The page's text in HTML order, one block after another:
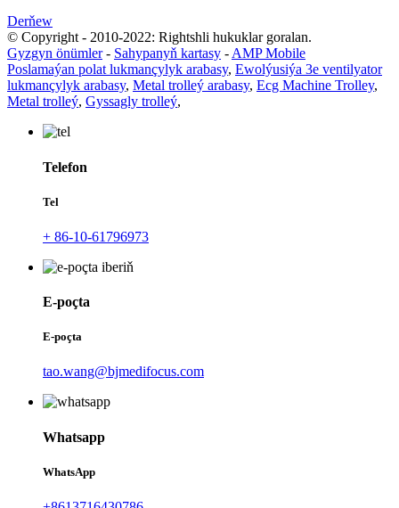
Derňew
© Copyright - 2010-2022: Rightshli hukuklar goralan.
Gyzgyn önümler- Sahypanyň kartasy - AMP Mobile
Poslamaýan polat lukmançylyk arabasy, Ewolýusiýa 3e ventilyator
lukmançylyk arabasy, Metal trolleý arabasy, Ecg Machine Trolley,
Metal trolleý, Gyssagly trolleý,
Telefon
Tel
+ 86-10-61796973
E-poçta
E-poçta
tao.wang@bjmedifocus.com
Whatsapp
WhatsApp